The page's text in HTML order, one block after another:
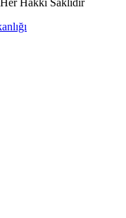
Her Hakkı Saklıdır